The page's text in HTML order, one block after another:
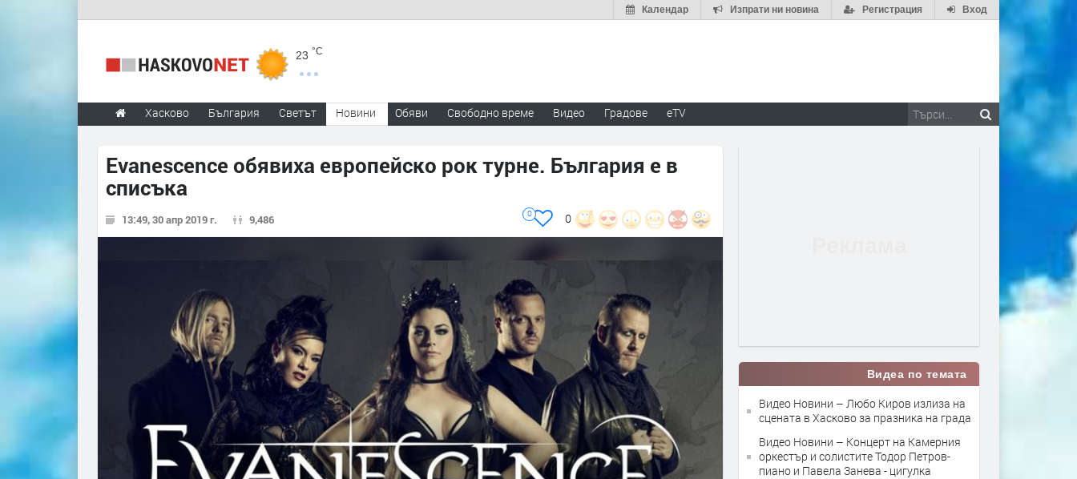
Вход
Регистрация
Изпрати ни новина
Календар
23 °C
Хасково България Светът Новини Обяви Свободно време Видео Градове eTV
Evanescence обявиха европейско рок турне. България е в
списъка
13:49, 30 апр 2019 г. 9,486 0
0
Видеа по темата
Видео Новини – Любо Киров излиза на
сцената в Хасково за празника на града
Видео Новини – Концерт на Камерния
оркестър и солистите Тодор Петров-
пиано и Павела Занева - цигулка